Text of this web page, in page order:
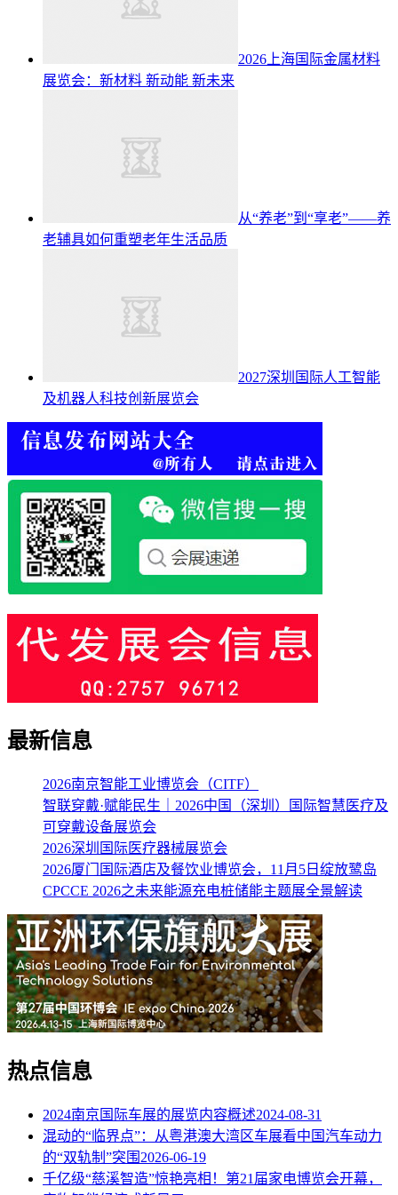
2026上海国际金属材料
展览会：新材料 新动能 新未来
从“养老”到“享老”——养
老辅具如何重塑老年生活品质
2027深圳国际人工智能
及机器人科技创新展览会
最新信息
2026南京智能工业博览会（CITF）
智联穿戴·赋能民生｜2026中国（深圳）国际智慧医疗及
可穿戴设备展览会
2026深圳国际医疗器械展览会
2026厦门国际酒店及餐饮业博览会，11月5日绽放鹭岛
CPCCE 2026之未来能源充电桩储能主题展全景解读
热点信息
2024南京国际车展的展览内容概述2024-08-31
混动的“临界点”：从粤港澳大湾区车展看中国汽车动力
的“双轨制”突围 2026-06-19
千亿级“慈溪智造”惊艳亮相！第21届家电博览会开幕，